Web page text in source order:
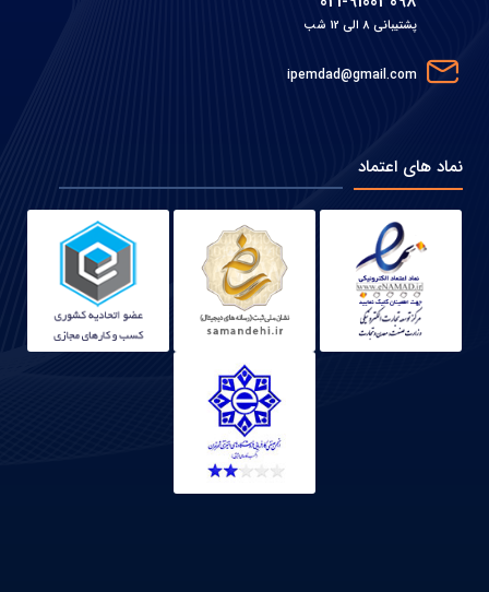
پشتیبانی 8 الی 12 شب
ipemdad@gmail.com
نماد های اعتماد